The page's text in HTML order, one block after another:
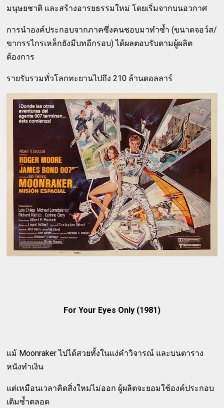
มนุษยชาติ และสร้างอารยธรรมใหม่ โดยเริ่มจากบนอวกาศ
การนำองค์ประกอบจากภาคซึ่งคนชอบมาทำซ้ำ (ขนาดจอว์ส/
ขากรรไกรเหล็กยังมีบทอีกรอบ) ได้ผลตอบรับตามผู้ผลิต
ต้องการ
รายรับรวมทั่วโลกทะยานไปถึง 210 ล้านดอลลาร์
For Your Eyes Only (1981)
แม้ Moonraker ไปได้สวยทั้งในแง่คำวิจารณ์ และบนตาราง
หนังทำเงิน
แต่เหมือนเวลาคิดสิ่งใหม่ไม่ออก ผู้ผลิตจะยอมใช้องค์ประกอบ
เดิมซ้ำตลอด